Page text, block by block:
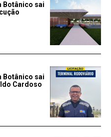
Botânico sai
Botânico sai
Cardoso